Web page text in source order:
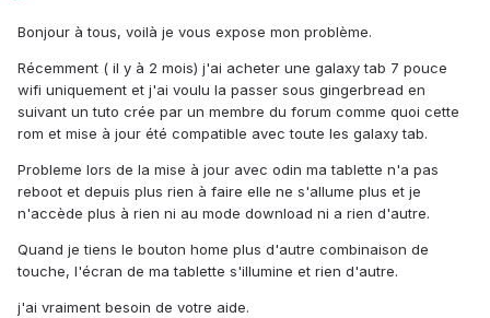
Bonjour à tous, voilà je vous expose mon problème.
Récemment ( il y à 2 mois) j'ai acheter une galaxy tab 7 pouce
wifi uniquement et j'ai voulu la passer sous gingerbread en
suivant un tuto crée par un membre du forum comme quoi cette
rom et mise à jour été compatible avec toute les galaxy tab.
Probleme lors de la mise à jour avec odin ma tablette n'a pas
reboot et depuis plus rien à faire elle ne s'allume plus et je
n'accède plus à rien ni au mode download ni a rien d'autre.
Quand je tiens le bouton home plus d'autre combinaison de
touche, l'écran de ma tablette s'illumine et rien d'autre.
j'ai vraiment besoin de votre aide.